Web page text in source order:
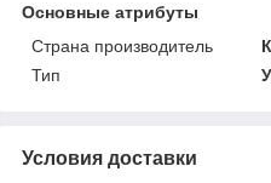
Основные атрибуты
Страна производитель
Тип
Условия доставки